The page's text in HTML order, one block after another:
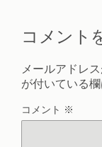
コメント
メールアドレ
が付いている
コメント ※